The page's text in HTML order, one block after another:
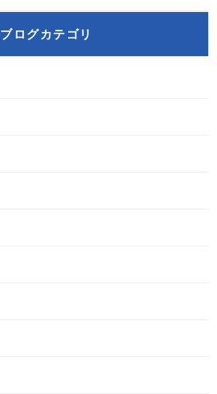
ブログカテゴリ